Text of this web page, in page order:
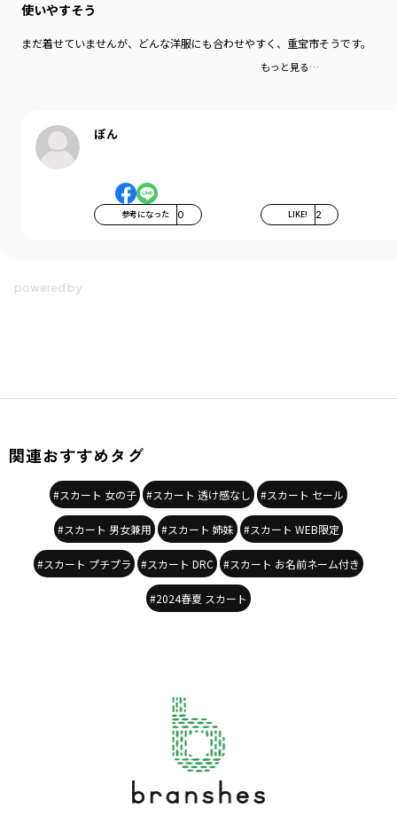
使いやすそう
まだ着せていませんが、どんな洋服にも合わせやすく、重宝市そうです。
もっと見る…
ぽん
参考になった 0 LIKE! 2
関連おすすめタグ
#スカート 女の子 #スカート 透け感なし #スカート セール
#スカート 男女兼用 #スカート 姉妹 #スカート WEB限定
#スカート プチプラ #スカート DRC #スカート お名前ネーム付き
#2024春夏 スカート